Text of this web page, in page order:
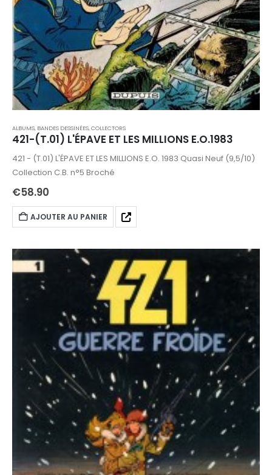
ALBUMS, BANDES DESSINÉES,COLLECTORS
421-(T.01) L'ÉPAVE ET LES MILLIONS E.O.1983
421 - (T.01) L'ÉPAVE ET LES MILLIONS E.O. 1983 Quasi Neuf (9,5/10)
Collection C.B. n°5 Broché
€58.90
AJOUTER AU PANIER